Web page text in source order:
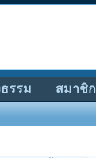
ธรรม สมาชิก